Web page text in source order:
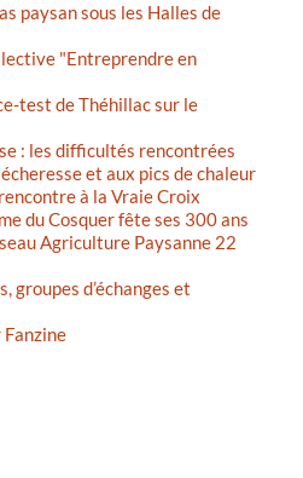
paysan sous les Halles de
"Entreprendre en
test de Théhillac sur le
: les difficultés rencontrées
et aux pics de chaleur
à la Vraie Croix
du Cosquer fête ses 300 ans
Agriculture Paysanne 22
groupes d’échanges et